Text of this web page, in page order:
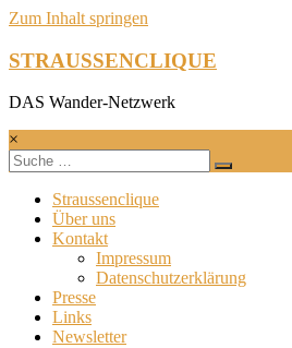
Zum Inhalt springen
STRAUSSENCLIQUE
DAS Wander-Netzwerk
×
Straussenclique
Über uns
Kontakt
Impressum
Datenschutzerklärung
Presse
Links
Newsletter